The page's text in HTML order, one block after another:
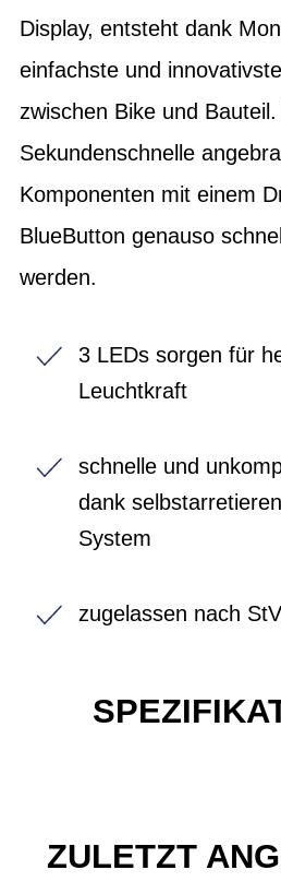
Display, entsteht dank
einfachste und
zwischen Bike und Bauteil.
Sekundenschnelle
Komponenten mit einem
BlueButton genauso
werden.
3 LEDs sorgen für
Leuchtkraft
schnelle und
dank
System
zugelassen nach
ZULETZT